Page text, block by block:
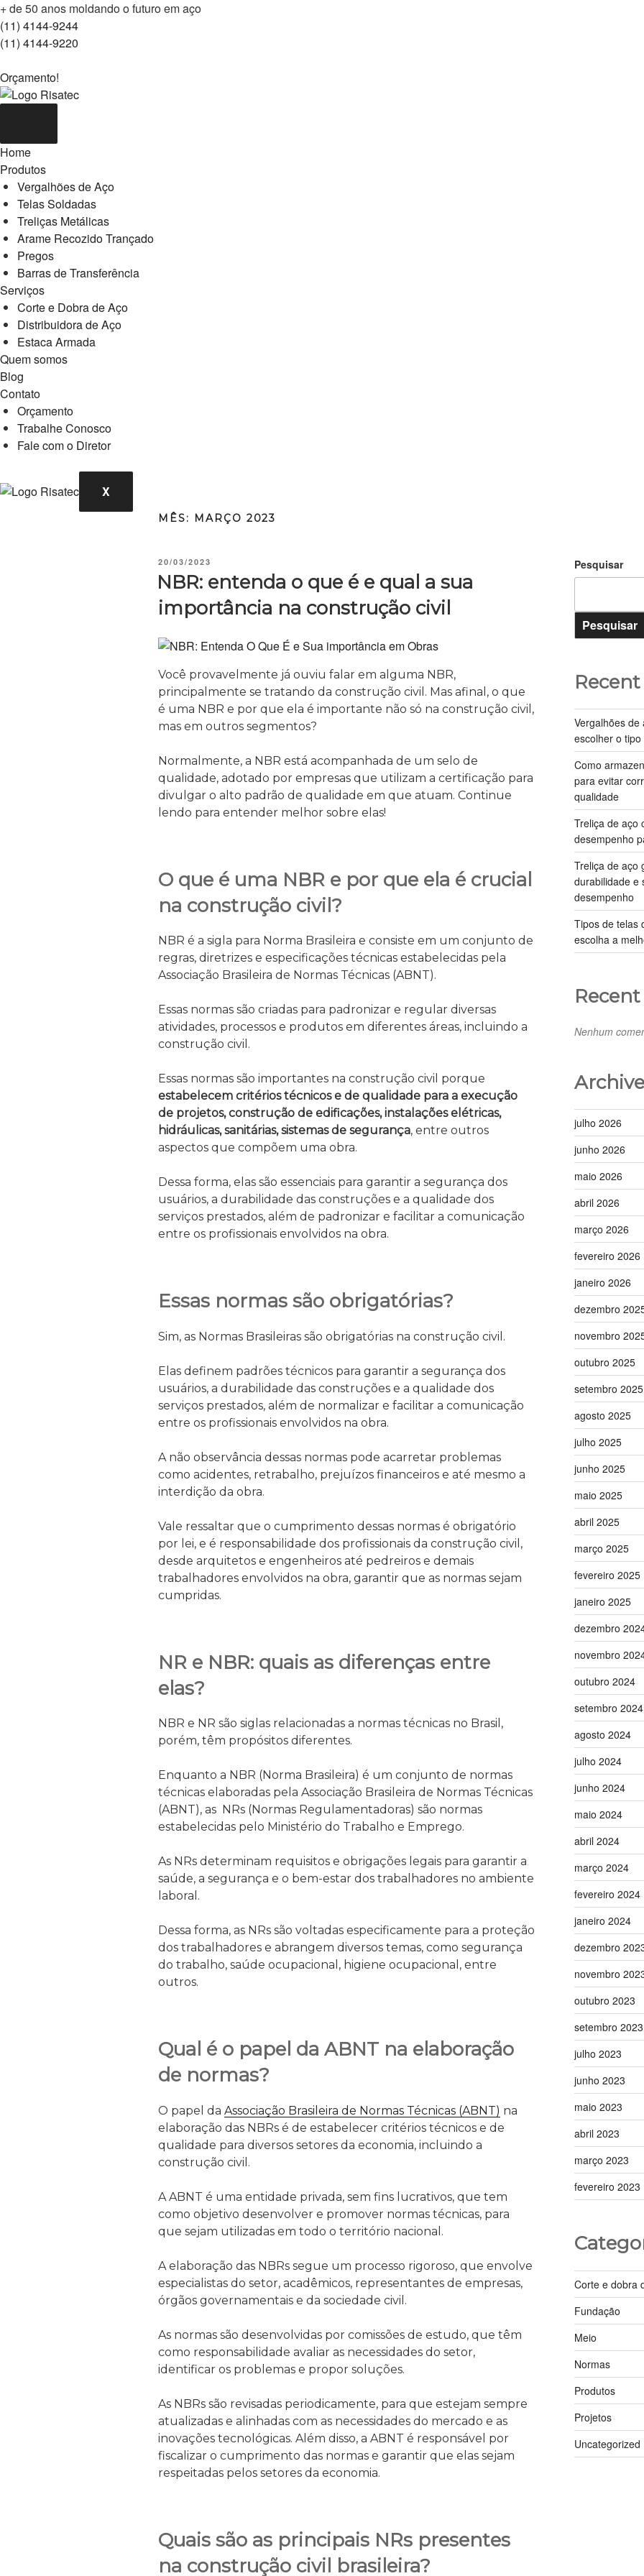
+ de 50 anos moldando o futuro em aço
(11) 4144-9244
(11) 4144-9220
Orçamento!
Home
Produtos
Vergalhões de Aço
Telas Soldadas
Treliças Metálicas
Arame Recozido Trançado
Pregos
Barras de Transferência
Serviços
Corte e Dobra de Aço
Distribuidora de Aço
Estaca Armada
Quem somos
Blog
Contato
Orçamento
Trabalhe Conosco
Fale com o Diretor
X
MÊS: MARÇO 2023
PUBLICADO
EM
20/03/2023
NBR: entenda o que é e qual a sua
importância na construção civil
Você provavelmente já ouviu falar em alguma NBR,
principalmente se tratando da construção civil. Mas afinal, o que
é uma NBR e por que ela é importante não só na construção civil,
mas em outros segmentos?
Normalmente, a NBR está acompanhada de um selo de
qualidade, adotado por empresas que utilizam a certificação para
divulgar o alto padrão de qualidade em que atuam. Continue
lendo para entender melhor sobre elas!
O que é uma NBR e por que ela é crucial
na construção civil?
NBR é a sigla para Norma Brasileira e consiste em um conjunto de
regras, diretrizes e especificações técnicas estabelecidas pela
Associação Brasileira de Normas Técnicas (ABNT).
Essas normas são criadas para padronizar e regular diversas
atividades, processos e produtos em diferentes áreas, incluindo a
construção civil.
Essas normas são importantes na construção civil porque
estabelecem critérios técnicos e de qualidade para a execução
de projetos, construção de edificações, instalações elétricas,
hidráulicas, sanitárias, sistemas de segurança, entre outros
aspectos que compõem uma obra.
Dessa forma, elas são essenciais para garantir a segurança dos
usuários, a durabilidade das construções e a qualidade dos
serviços prestados, além de padronizar e facilitar a comunicação
entre os profissionais envolvidos na obra.
Essas normas são obrigatórias?
Sim, as Normas Brasileiras são obrigatórias na construção civil.
Elas definem padrões técnicos para garantir a segurança dos
usuários, a durabilidade das construções e a qualidade dos
serviços prestados, além de normalizar e facilitar a comunicação
entre os profissionais envolvidos na obra.
A não observância dessas normas pode acarretar problemas
como acidentes, retrabalho, prejuízos financeiros e até mesmo a
interdição da obra.
Vale ressaltar que o cumprimento dessas normas é obrigatório
por lei, e é responsabilidade dos profissionais da construção civil,
desde arquitetos e engenheiros até pedreiros e demais
trabalhadores envolvidos na obra, garantir que as normas sejam
cumpridas.
NR e NBR: quais as diferenças entre
elas?
NBR e NR são siglas relacionadas a normas técnicas no Brasil,
porém, têm propósitos diferentes.
Enquanto a NBR (Norma Brasileira) é um conjunto de normas
técnicas elaboradas pela Associação Brasileira de Normas Técnicas
(ABNT), as NRs (Normas Regulamentadoras) são normas
estabelecidas pelo Ministério do Trabalho e Emprego.
As NRs determinam requisitos e obrigações legais para garantir a
saúde, a segurança e o bem-estar dos trabalhadores no ambiente
laboral.
Dessa forma, as NRs são voltadas especificamente para a proteção
dos trabalhadores e abrangem diversos temas, como segurança
do trabalho, saúde ocupacional, higiene ocupacional, entre
outros.
Qual é o papel da ABNT na elaboração
de normas?
O papel da Associação Brasileira de Normas Técnicas (ABNT) na
elaboração das NBRs é de estabelecer critérios técnicos e de
qualidade para diversos setores da economia, incluindo a
construção civil.
A ABNT é uma entidade privada, sem fins lucrativos, que tem
como objetivo desenvolver e promover normas técnicas, para
que sejam utilizadas em todo o território nacional.
A elaboração das NBRs segue um processo rigoroso, que envolve
especialistas do setor, acadêmicos, representantes de empresas,
órgãos governamentais e da sociedade civil.
As normas são desenvolvidas por comissões de estudo, que têm
como responsabilidade avaliar as necessidades do setor,
identificar os problemas e propor soluções.
As NBRs são revisadas periodicamente, para que estejam sempre
atualizadas e alinhadas com as necessidades do mercado e as
inovações tecnológicas. Além disso, a ABNT é responsável por
fiscalizar o cumprimento das normas e garantir que elas sejam
respeitadas pelos setores da economia.
Quais são as principais NRs presentes
na construção civil brasileira?
Pesquisar
Pesquisar
Vergalhões de
escolher o
Como
para evitar
qualidade
Treliça de aço
desempenho
Treliça de aço
durabilidade e
desempenho
Tipos de telas
escolha a
Nenhum
julho 2026
junho 2026
maio 2026
abril 2026
março 2026
fevereiro 2026
janeiro 2026
dezembro
novembro
outubro 2025
setembro 2025
agosto 2025
julho 2025
junho 2025
maio 2025
abril 2025
março 2025
fevereiro 2025
janeiro 2025
dezembro
novembro
outubro 2024
setembro 2024
agosto 2024
julho 2024
junho 2024
maio 2024
abril 2024
março 2024
fevereiro 2024
janeiro 2024
dezembro
novembro
outubro 2023
setembro 2023
julho 2023
junho 2023
maio 2023
abril 2023
março 2023
fevereiro 2023
Corte e dobra
Fundação
Meio
Normas
Produtos
Projetos
Uncategorized